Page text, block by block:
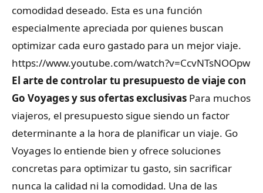
comodidad deseado. Esta es una función
especialmente apreciada por quienes buscan
optimizar cada euro gastado para un mejor viaje.
https://www.youtube.com/watch?v=CcvNTsNOOpw
El arte de controlar tu presupuesto de viaje con
Go Voyages y sus ofertas exclusivas Para muchos
viajeros, el presupuesto sigue siendo un factor
determinante a la hora de planificar un viaje. Go
Voyages lo entiende bien y ofrece soluciones
concretas para optimizar tu gasto, sin sacrificar
nunca la calidad ni la comodidad. Una de las